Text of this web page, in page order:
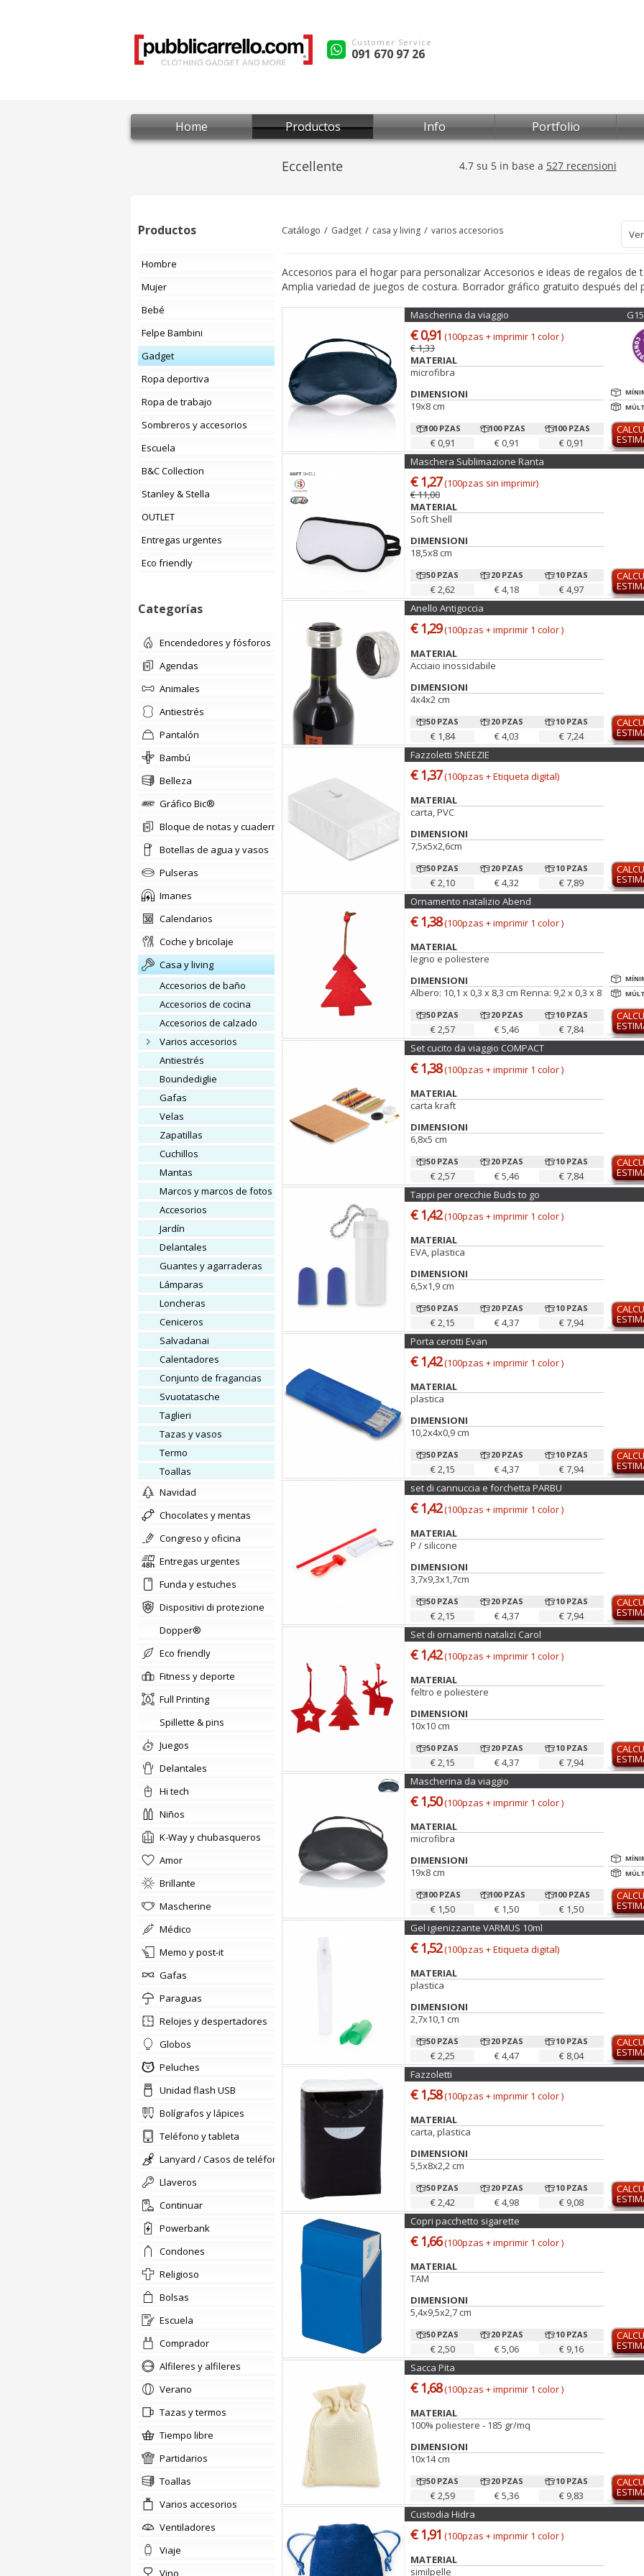
Customer Service
091 670 97 26
Home Productos Info Portfolio
Productos
Hombre
Mujer
Bebé
Felpe Bambini
Gadget
Ropa deportiva
Ropa de trabajo
Sombreros y accesorios
Escuela
B&C Collection
Stanley & Stella
OUTLET
Entregas urgentes
Eco friendly
Categorías
encendedores y fósforos
agendas
animales
antiestrés
pantalón
Bambú
belleza
Gráfico Bic®
Bloque de notas y cuadernos
Botellas de agua y vasos
pulseras
imanes
calendarios
coche y bricolaje
casa y living
accesorios de baño
accesorios de cocina
accesorios de calzado
varios accesorios
Antiestrés
Boundediglie
gafas
velas
zapatillas
cuchillos
mantas
marcos y marcos de fotos
accesorios
jardín
delantales
Guantes y agarraderas
lámparas
loncheras
ceniceros
salvadanai
calentadores
conjunto de fragancias
svuotatasche
Taglieri
tazas y vasos
termo
toallas
Navidad
chocolates y mentas
congreso y oficina
Entregas urgentes
Funda y estuches
Dispositivi di protezione
Dopper®
Eco friendly
fitness y deporte
Full Printing
Spillette & pins
Juegos
delantales
hi tech
niños
K-Way y chubasqueros
amor
brillante
Mascherine
médico
memo y post-it
gafas
paraguas
relojes y despertadores
globos
Peluches
Unidad flash USB
bolígrafos y lápices
teléfono y tableta
lanyard / Casos de teléfono
llaveros
Continuar
Powerbank
condones
religioso
bolsas
escuela
comprador
Alfileres y alfileres
verano
tazas y termos
tiempo libre
partidarios
Toallas
Varios accesorios
ventiladores
viaje
vino
Catálogo Gadget casa y living varios accesorios
Accesorios para el hogar para personalizar Accesorios e ideas de regalos
Amplia variedad de juegos de costura. Borrador gráfico gratuito después del
Mascherina da viaggio
€ 0,91 (100pzas + imprimir 1 color )
€ 1,33
MATERIAL
microfibra
DIMENSIONI
19x8 cm
100 PZAS
€ 0,91
100 PZAS
€ 0,91
100 PZAS
€ 0,91
Maschera Sublimazione Ranta
€ 1,27(100pzas sin imprimir)
€ 11,00
MATERIAL
Soft Shell
DIMENSIONI
18,5x8 cm
50 PZAS
€ 2,62
20 PZAS
€ 4,18
10 PZAS
€ 4,97
Anello Antigoccia
€ 1,29(100pzas + imprimir 1 color )
MATERIAL
Acciaio inossidabile
DIMENSIONI
4x4x2 cm
50 PZAS
€ 1,84
20 PZAS
€ 4,03
10 PZAS
€ 7,24
Fazzoletti SNEEZIE
€ 1,37(100pzas + Etiqueta digital)
MATERIAL
carta, PVC
DIMENSIONI
7,5x5x2,6cm
50 PZAS
€ 2,10
20 PZAS
€ 4,32
10 PZAS
€ 7,89
Ornamento natalizio Abend
€ 1,38(100pzas + imprimir 1 color )
MATERIAL
legno e poliestere
DIMENSIONI
Albero: 10,1 x 0,3 x 8,3 cm Renna: 9,2 x 0,3 x 8 cm
50 PZAS
€ 2,57
20 PZAS
€ 5,46
10 PZAS
€ 7,84
Set cucito da viaggio COMPACT
€ 1,38(100pzas + imprimir 1 color )
MATERIAL
carta kraft
DIMENSIONI
6,8x5 cm
50 PZAS
€ 2,57
20 PZAS
€ 5,46
10 PZAS
€ 7,84
Tappi per orecchie Buds to go
€ 1,42(100pzas + imprimir 1 color )
MATERIAL
EVA, plastica
DIMENSIONI
6,5x1,9 cm
50 PZAS
€ 2,15
20 PZAS
€ 4,37
10 PZAS
€ 7,94
Porta cerotti Evan
€ 1,42(100pzas + imprimir 1 color )
MATERIAL
plastica
DIMENSIONI
10,2x4x0,9 cm
50 PZAS
€ 2,15
20 PZAS
€ 4,37
10 PZAS
€ 7,94
set di cannuccia e forchetta PARBU
€ 1,42(100pzas + imprimir 1 color )
MATERIAL
P / silicone
DIMENSIONI
3,7x9,3x1,7cm
50 PZAS
€ 2,15
20 PZAS
€ 4,37
10 PZAS
€ 7,94
Set di ornamenti natalizi Carol
€ 1,42(100pzas + imprimir 1 color )
MATERIAL
feltro e poliestere
DIMENSIONI
10x10 cm
50 PZAS
€ 2,15
20 PZAS
€ 4,37
10 PZAS
€ 7,94
Mascherina da viaggio
€ 1,50(100pzas + imprimir 1 color )
MATERIAL
microfibra
DIMENSIONI
19x8 cm
100 PZAS
€ 1,50
100 PZAS
€ 1,50
100 PZAS
€ 1,50
Gel igienizzante VARMUS 10ml
€ 1,52(100pzas + Etiqueta digital)
MATERIAL
plastica
DIMENSIONI
2,7x10,1 cm
50 PZAS
€ 2,25
20 PZAS
€ 4,47
10 PZAS
€ 8,04
Fazzoletti
€ 1,58(100pzas + imprimir 1 color )
MATERIAL
carta, plastica
DIMENSIONI
5,5x8x2,2 cm
50 PZAS
€ 2,42
20 PZAS
€ 4,98
10 PZAS
€ 9,08
Copri pacchetto sigarette
€ 1,66(100pzas + imprimir 1 color )
MATERIAL
TAM
DIMENSIONI
5,4x9,5x2,7 cm
50 PZAS
€ 2,50
20 PZAS
€ 5,06
10 PZAS
€ 9,16
Sacca Pita
€ 1,68(100pzas + imprimir 1 color )
MATERIAL
100% poliestere - 185 gr/mq
DIMENSIONI
10x14 cm
50 PZAS
€ 2,59
20 PZAS
€ 5,36
10 PZAS
€ 9,83
Custodia Hidra
€ 1,91 (100pzas + imprimir 1 color )
MATERIAL
similpelle